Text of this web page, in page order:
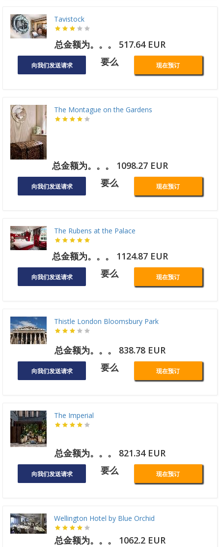
Tavistock
总金额为。。。 517.64 EUR
向我们发送请求 要么 现在预订
The Montague on the Gardens
总金额为。。。 1098.27 EUR
向我们发送请求 要么 现在预订
The Rubens at the Palace
总金额为。。。 1124.87 EUR
向我们发送请求 要么 现在预订
Thistle London Bloomsbury Park
总金额为。。。 838.78 EUR
向我们发送请求 要么 现在预订
The Imperial
总金额为。。。 821.34 EUR
向我们发送请求 要么 现在预订
Wellington Hotel by Blue Orchid
总金额为。。。 1062.2 EUR